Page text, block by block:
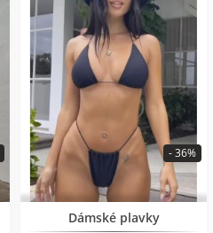
BESTSELLER
Dámské plavky
- 36%